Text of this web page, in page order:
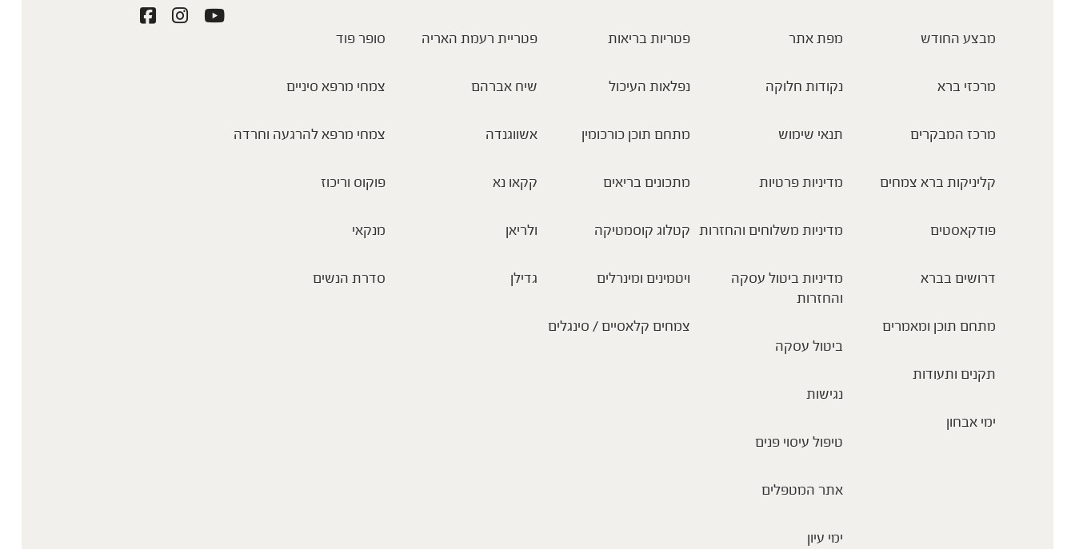
מבצע החודש
מרכזי ברא
מרכז המבקרים
קליניקות ברא צמחים
פודקאסטים
דרושים בברא
מתחם תוכן ומאמרים
תקנים ותעודות
ימי אבחון
מפת אתר
נקודות חלוקה
תנאי שימוש
מדיניות פרטיות
מדיניות משלוחים והחזרות
מדיניות ביטול עסקה
והחזרות
ביטול עסקה
נגישות
טיפול עיסוי פנים
אתר המטפלים
ימי עיון
פטריות בריאות
נפלאות העיכול
מתחם תוכן כורכומין
מתכונים בריאים
קטלוג קוסמטיקה
ויטמינים ומינרלים
צמחים קלאסיים / סינגלים
פטריית רעמת האריה
שיח אברהם
אשווגנדה
קקאו נא
ולריאן
גדילן
סופר פוד
צמחי מרפא סיניים
צמחי מרפא להרגעה וחרדה
פוקוס וריכוז
מנקאי
סדרת הנשים